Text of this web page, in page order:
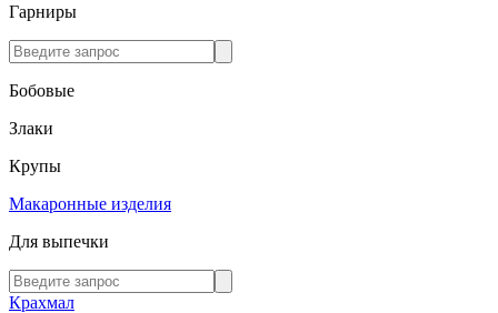
Гарниры
Бобовые
Злаки
Крупы
Макаронные изделия
Для выпечки
Крахмал